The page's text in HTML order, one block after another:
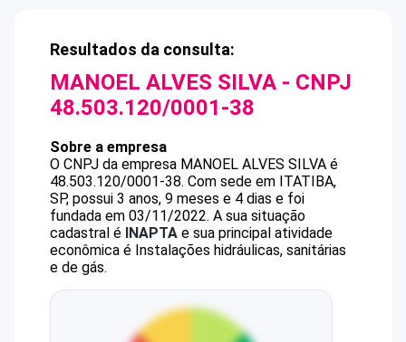
Resultados da consulta:
MANOEL ALVES SILVA - CNPJ
48.503.120/0001-38
Sobre a empresa
O CNPJ da empresa MANOEL ALVES SILVA é
48.503.120/0001-38. Com sede em ITATIBA,
SP, possui 3 anos, 9 meses e 4 dias e foi
fundada em 03/11/2022. A sua situação
cadastral é INAPTA e sua principal atividade
econômica é Instalações hidráulicas, sanitárias
e de gás.